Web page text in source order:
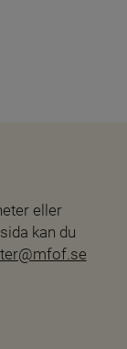
eller
kan du